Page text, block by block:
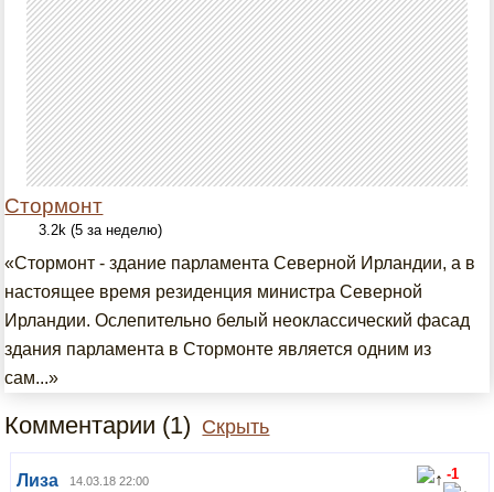
Стормонт
3.2k (5 за неделю)
«Стормонт - здание парламента Северной Ирландии, а в
настоящее время резиденция министра Северной
Ирландии. Ослепительно белый неоклассический фасад
здания парламента в Стормонте является одним из
сам...»
Комментарии (1) Скрыть
Лиза 14.03.18 22:00 -1